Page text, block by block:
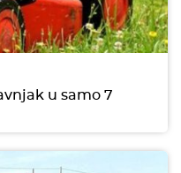
u samo 7